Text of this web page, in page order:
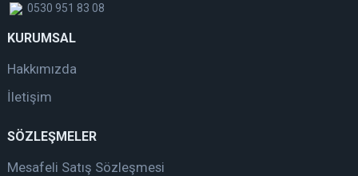
0530 951 83 08
KURUMSAL
Hakkımızda
İletişim
SÖZLEŞMELER
Mesafeli Satış Sözleşmesi